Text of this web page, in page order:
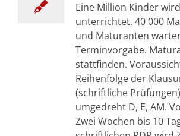
Eine Million Kinder
unterrichtet. 40 000
und Maturanten
Terminvorgabe.
stattfinden.
Reihenfolge der
(schriftliche
umgedreht D, E, AM.
Zwei Wochen bis 10